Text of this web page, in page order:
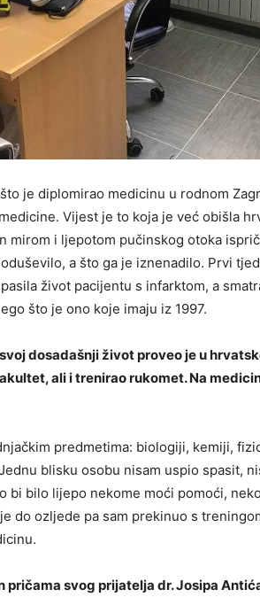
je diplomirao medicinu u rodnom
Vijest je to koja je već obišla
mirom i ljepotom pučinskog otoka
a što ga je iznenadilo. Prvi
život pacijentu s infarktom, a
što je ono koje imaju iz 1997.
dosadašnji život proveo je u
ali i trenirao rukomet. Na
predmetima: biologiji, kemiji,
blisku osobu nisam uspio spasit,
bi bilo lijepo nekome moći pomoći,
do ozljede pa sam prekinuo s
pričama svog prijatelja dr. Josipa